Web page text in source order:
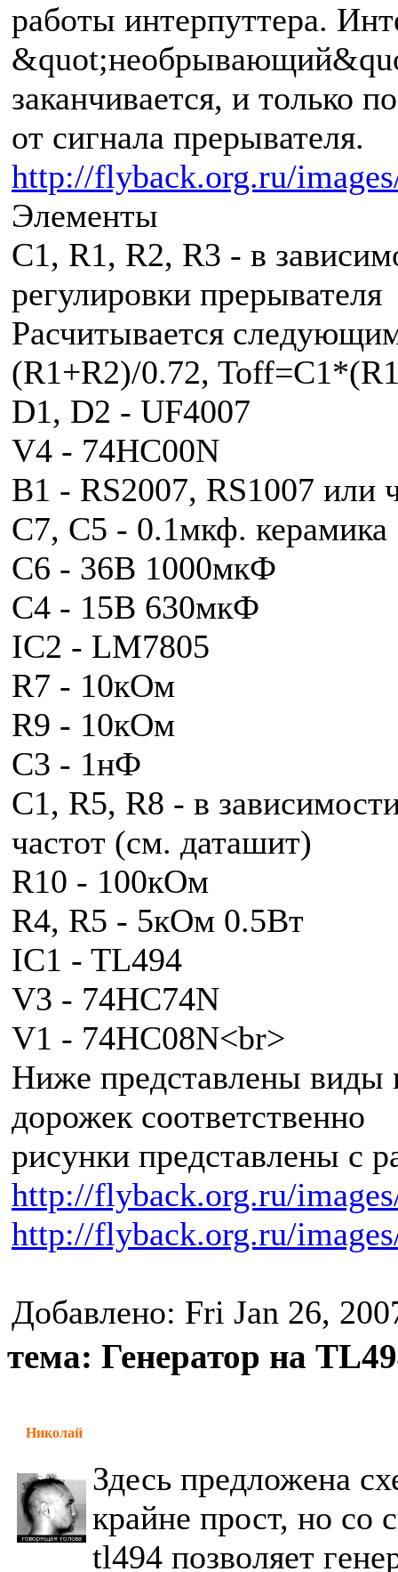
работы интерпуттера.
заканчивается, и только
от сигнала прерывателя.
http://flyback.org.ru/
Элементы
C1, R1, R2, R3 - в
регулировки прерывателя
Расчитывается
(R1+R2)/0.72,
D1, D2 - UF4007
V4 - 74HC00N
B1 - RS2007, RS1007 или
C7, C5 - 0.1мкф. керамика
C6 - 36В 1000мкФ
C4 - 15В 630мкФ
IC2 - LM7805
R7 - 10кОм
R9 - 10кОм
C3 - 1нФ
C1, R5, R8 - в
частот (см. даташит)
R10 - 100кОм
R4, R5 - 5кОм 0.5Вт
IC1 - TL494
V3 - 74HC74N
V1 - 74HC08N<br>
Ниже представлены виды
дорожек соответственно
рисунки представлены с
http://flyback.org.ru/
http://flyback.org.ru/
Добавлено: Fri Jan 26,
тема: Генератор на
Николай
Здесь предложена
крайне прост, но со
tl494 позволяет